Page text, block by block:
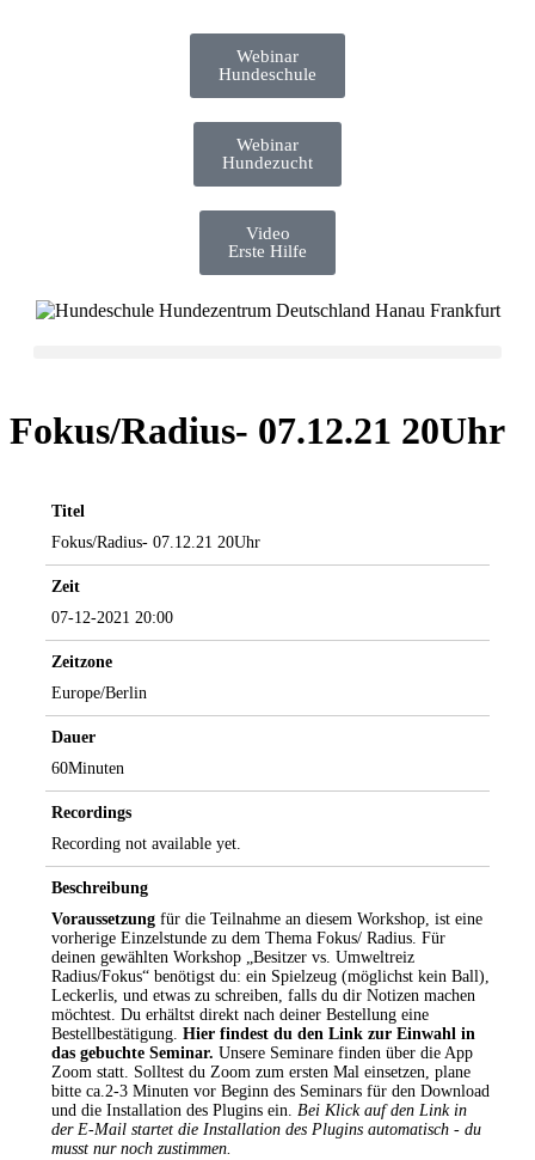
Webinar
Hundeschule
Webinar
Hundezucht
Video
Erste Hilfe
Fokus/Radius- 07.12.21 20Uhr
Titel
Fokus/Radius- 07.12.21 20Uhr
Zeit
07-12-2021 20:00
Zeitzone
Europe/Berlin
Dauer
60Minuten
Recordings
Recording not available yet.
Beschreibung
Voraussetzung für die Teilnahme an diesem Workshop, ist eine
vorherige Einzelstunde zu dem Thema Fokus/ Radius. Für
deinen gewählten Workshop „Besitzer vs. Umweltreiz
Radius/Fokus“ benötigst du: ein Spielzeug (möglichst kein Ball),
Leckerlis, und etwas zu schreiben, falls du dir Notizen machen
möchtest. Du erhältst direkt nach deiner Bestellung eine
Bestellbestätigung. Hier findest du den Link zur Einwahl in
das gebuchte Seminar. Unsere Seminare finden über die App
Zoom statt. Solltest du Zoom zum ersten Mal einsetzen, plane
bitte ca.2-3 Minuten vor Beginn des Seminars für den Download
und die Installation des Plugins ein. Bei Klick auf den Link in
der E-Mail startet die Installation des Plugins automatisch - du
musst nur noch zustimmen.